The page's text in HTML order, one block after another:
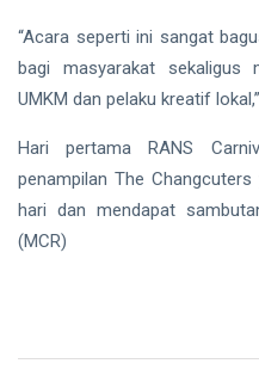
“Acara seperti ini sangat
bagi masyarakat sekaligus
UMKM dan pelaku kreatif
Hari pertama RANS
penampilan The
hari dan mendapat
(MCR)